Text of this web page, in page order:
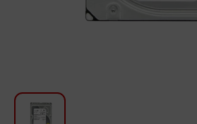
Տուն և այգի
Տեքստիլ